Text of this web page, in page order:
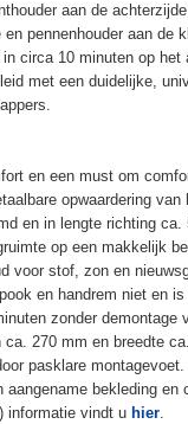
aan de
en pennenhouder aan de
in circa 10 minuten op
met een duidelijke,
en een must om
opwaardering van
en in lengte richting ca.
op een makkelijk
voor stof, zon en
en handrem niet en
zonder demontage
270 mm en breedte
pasklare montagevoet.
aangename bekleding en
informatie vindt u hier.